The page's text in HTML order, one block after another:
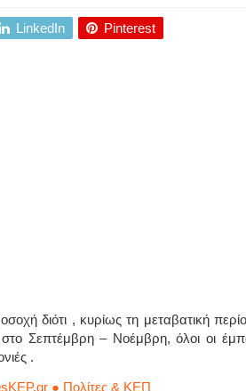
LinkedIn Pinterest
διότι , κυρίως τη μεταβατική
Σεπτέμβρη – Νοέμβρη, όλοι οι
.
● Πολίτες & ΚΕΠ